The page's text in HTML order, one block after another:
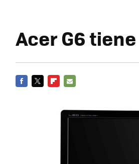
Acer G6